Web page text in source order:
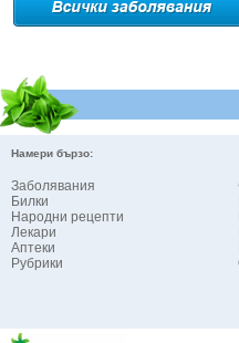
Намери бързо:
Заболявания
Билки
Народни рецепти
Лекари
Аптеки
Рубрики